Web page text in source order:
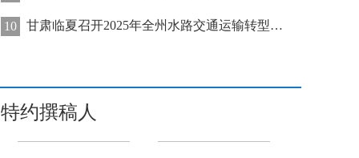
10 甘肃临夏召开2025年全州水路交通运输转型发展推进会
特约撰稿人